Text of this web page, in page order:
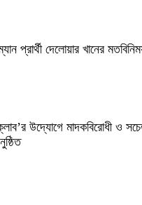
প্রার্থী দেলোয়ার খানের
উদ্যোগে মাদকবিরোধী ও